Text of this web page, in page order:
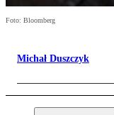
Foto: Bloomberg
Michał Duszczyk